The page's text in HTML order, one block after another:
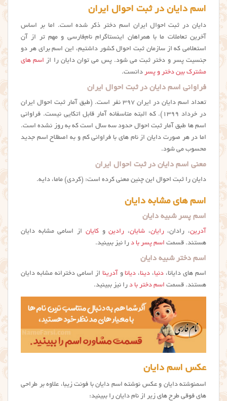
اسم دایان در ثبت احوال ایران
دایان در ثبت احوال ایران اسم دختر ذکر شده است. اما بر اساس
آخرین تعاملات ما با همراهان اینستاگرام نام‌فارسی و مهم تر از آن
استعلامی که از سازمان ثبت احوال کشور داشتیم، این اسم برای هر دو
جنسیت پسر و دختر ثبت می شود. پس می توان دایان را از اسم های
مشترک بین دختر و پسر دانست.
فراوانی اسم دایان در ثبت احوال ایران
تعداد اسم دایان در ایران ۳۹۷ نفر است. (طبق آمار ثبت احوال ایران
در خرداد ۱۳۹۹). که البته متاسفانه آمار قابل اتکایی نیست. فراوانی
اسم ها طبق آمار ثبت احوال حدود سه سال است که به روز نشده است.
اما در هر صورت دایان از نام های با فراوانی کم و به اصطلاح اسم جدید
محسوب می شود.
معنی اسم دایان در ثبت احوال ایران
دایان را ثبت احوال این چنین معنی کرده است: (كردی) ماما، دایه.
اسم های مشابه دایان
اسم پسر شبیه دایان
آدرین، رادان،رایان،شایان، رادینوکایان از اسامی مشابه دایان
هستند. قسمت اسم پسر با د را نیز ببینید.
اسم دختر شبیه دایان
اسم های دایانا، دنیا، دینا، دیاناو آدرینا از اسامی دخترانه مشابه دایان
هستند. قسمت اسم دختر با د را نیز ببینید.
عکس اسم دایان
اسمنوشته دايان و عکس نوشته اسم دایان با فونت زیبا، علاوه بر طراحی
های فوقي طرح های زیر از نام دايان را ببینید: